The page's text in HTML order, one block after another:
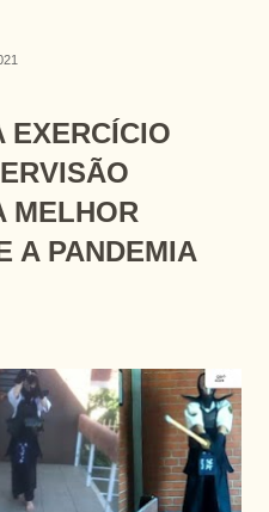
EXERCÍCIO
MELHOR
A PANDEMIA